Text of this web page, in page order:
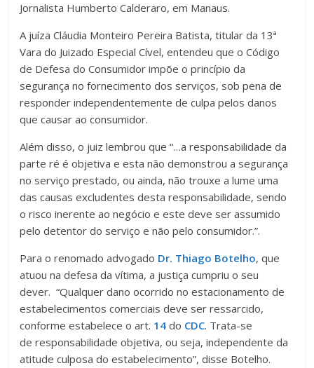
Jornalista Humberto Calderaro, em Manaus.
A juíza Cláudia Monteiro Pereira Batista, titular da 13ª
Vara do Juizado Especial Cível, entendeu que o Código
de Defesa do Consumidor impõe o princípio da
segurança no fornecimento dos serviços, sob pena de
responder independentemente de culpa pelos danos
que causar ao consumidor.
Além disso, o juiz lembrou que “…a responsabilidade da
parte ré é objetiva e esta não demonstrou a segurança
no serviço prestado, ou ainda, não trouxe a lume uma
das causas excludentes desta responsabilidade, sendo
o risco inerente ao negócio e este deve ser assumido
pelo detentor do serviço e não pelo consumidor.”.
Para o renomado advogado Dr. Thiago Botelho, que
atuou na defesa da vítima, a justiça cumpriu o seu
dever. “Qualquer dano ocorrido no estacionamento de
estabelecimentos comerciais deve ser ressarcido,
conforme estabelece o art. 14 do CDC. Trata-se
de responsabilidade objetiva, ou seja, independente da
atitude culposa do estabelecimento”, disse Botelho.